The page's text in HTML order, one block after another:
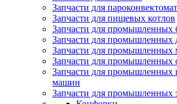
Запчасти для
Запчасти для пищевых котлов
Запчасти для промышленных
Запчасти для промышленных
Запчасти для промышленных
Запчасти для промышленных
Запчасти для промышленных
машин
Запчасти для промышленных